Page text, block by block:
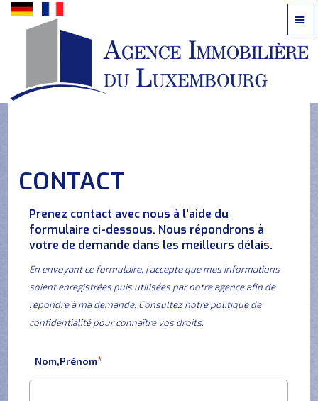
Contactez-
nous
616
par
email
ACCUEIL
VENTES
CONTACT
Prenez contact avec nous à l'aide du
formulaire ci-dessous. Nous répondrons à
votre de demande dans les meilleurs délais.
En envoyant ce formulaire, j’accepte que mes informations
soient enregistrées puis utilisées par notre agence afin de
répondre à ma demande. Consultez notre politique de
confidentialité pour connaître vos droits.
Nom,Prénom